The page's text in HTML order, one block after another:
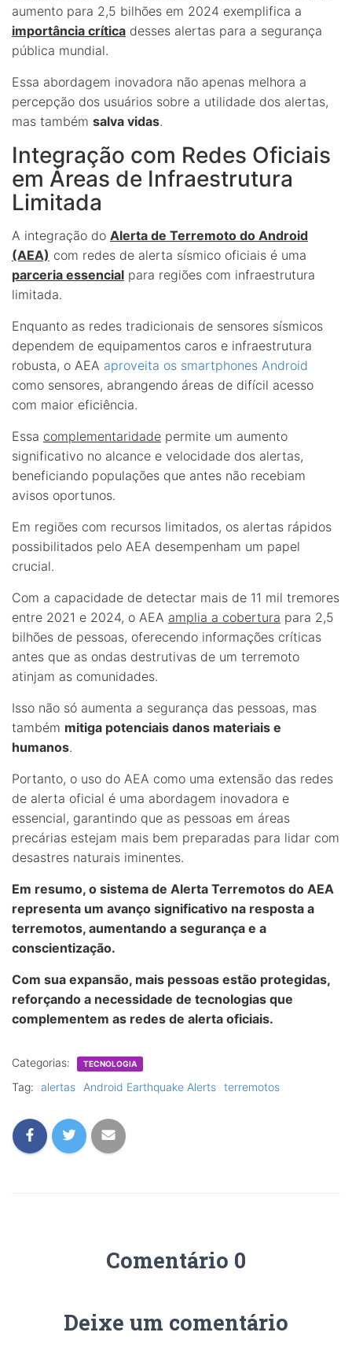
aumento para 2,5 bilhões em 2024 exemplifica a
importância crítica desses alertas para a segurança
pública mundial.
Essa abordagem inovadora não apenas melhora a
percepção dos usuários sobre a utilidade dos alertas,
mas também salva vidas.
Integração com Redes Oficiais
em Áreas de Infraestrutura
Limitada
A integração do Alerta de Terremoto do Android
(AEA) com redes de alerta sísmico oficiais é uma
parceria essencial para regiões com infraestrutura
limitada.
Enquanto as redes tradicionais de sensores sísmicos
dependem de equipamentos caros e infraestrutura
robusta, o AEA aproveita os smartphones Android
como sensores, abrangendo áreas de difícil acesso
com maior eficiência.
Essa complementaridade permite um aumento
significativo no alcance e velocidade dos alertas,
beneficiando populações que antes não recebiam
avisos oportunos.
Em regiões com recursos limitados, os alertas rápidos
possibilitados pelo AEA desempenham um papel
crucial.
Com a capacidade de detectar mais de 11 mil tremores
entre 2021 e 2024, o AEA amplia a cobertura para 2,5
bilhões de pessoas, oferecendo informações críticas
antes que as ondas destrutivas de um terremoto
atinjam as comunidades.
Isso não só aumenta a segurança das pessoas, mas
também mitiga potenciais danos materiais e
humanos.
Portanto, o uso do AEA como uma extensão das redes
de alerta oficial é uma abordagem inovadora e
essencial, garantindo que as pessoas em áreas
precárias estejam mais bem preparadas para lidar com
desastres naturais iminentes.
Em resumo, o sistema de Alerta Terremotos do AEA
representa um avanço significativo na resposta a
terremotos, aumentando a segurança e a
conscientização.
Com sua expansão, mais pessoas estão protegidas,
reforçando a necessidade de tecnologias que
complementem as redes de alerta oficiais.
Categorias: TECNOLOGIA
Tag: alertas Android Earthquake Alerts terremotos
Comentário 0
Deixe um comentário